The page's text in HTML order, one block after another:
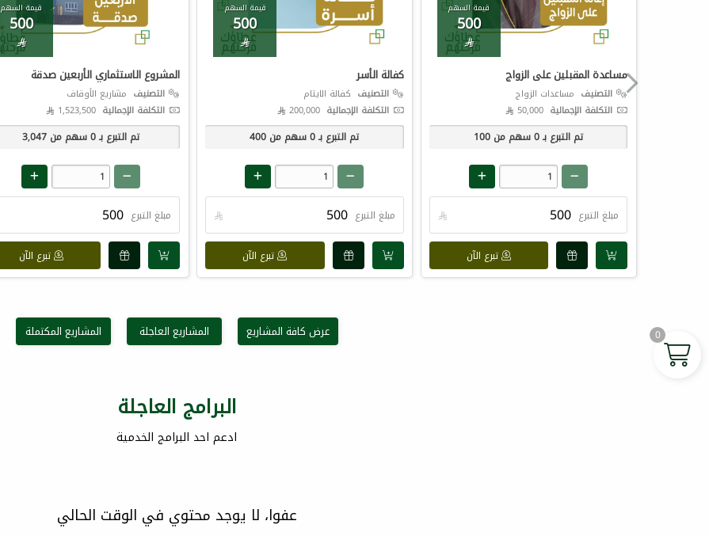
قيمة السهم
500

مساعدة المقبلين على الزواج
التصنيف مساعدات الزواج
التكلفة الإجمالية
تم التبرع بـ0سهم من100
مبلغ التبرع 
تبرع الآن
قيمة السهم
500

كفالة الأسر
التصنيف كفالة الايتام
التكلفة الإجمالية 200,000 
تم التبرع بـ0سهم من 400
مبلغ التبرع 
تبرع الآن
قيمة السهم
500

المشروع الاستثماري الأربعين صدقة
التصنيف مشاريع الأوقاف
التكلفة الإجمالية
تم التبرع بـ0سهم من3,047
مبلغ التبرع
تبرع الآن
عرض كافة المشاريع المشاريع العاجلة المشاريع المكتملة
البرامج العاجلة
ادعم احد البرامج الخدمية
عفوا، لا يوجد محتوي في الوقت الحالي
0